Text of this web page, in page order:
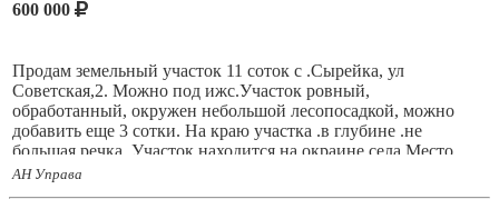
600 000
Продам земельный участок 11 соток с .Сырейка, ул
Советская,2. Можно под ижс.Участок ровный,
обработанный, окружен небольшой лесопосадкой, можно
добавить еще 3 сотки. На краю участка .в глубине .не
большая речка. Участок находится на окраине села.Место
спокойное и тихое.Соседи порядочные люди,с хорошими
АН Управа